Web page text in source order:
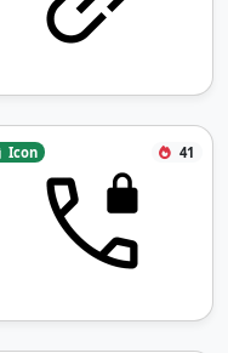
Icon 41